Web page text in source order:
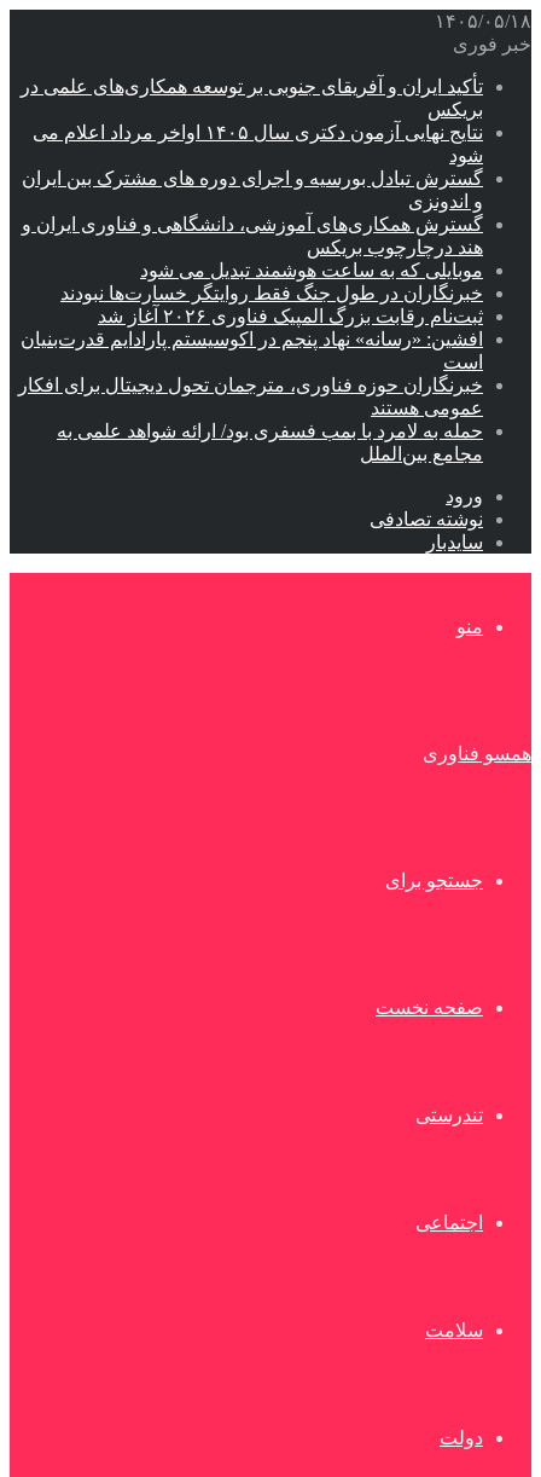
۱۴۰۵/۰۵/۱۸
خبر فوری
تأکید ایران و آفریقای جنوبی بر توسعه همکاری‌های علمی در
بریکس
نتایج نهایی آزمون دکتری سال ۱۴۰۵ اواخر مرداد اعلام می
شود
گسترش تبادل بورسیه و اجرای دوره های مشترک بین ایران
و اندونزی
گسترش همکاری‌های آموزشی، دانشگاهی و فناوری ایران و
هند درچارچوب بریکس
موبایلی که به ساعت هوشمند تبدیل می شود
خبرنگاران در طول جنگ فقط روایتگر خسارت‌ها نبودند
ثبت‌نام رقابت بزرگ المپیک فناوری ۲۰۲۶ آغاز شد
افشین: «رسانه» نهاد پنجم در اکوسیستم پارادایم قدرت‌بنیان
است
خبرنگاران حوزه فناوری، مترجمان تحول دیجیتال برای افکار
عمومی هستند
حمله به لامرد با بمب فسفری بود/ ارائه شواهد علمی به
مجامع بین‌الملل
ورود
نوشته تصادفی
سایدبار
منو
همسو فناوری
جستجو برای
صفحه نخست
تندرستی
اجتماعی
سلامت
دولت